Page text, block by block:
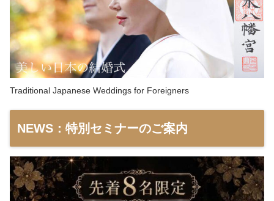
Traditional Japanese Weddings for Foreigners
NEWS：特別セミナーのご案内